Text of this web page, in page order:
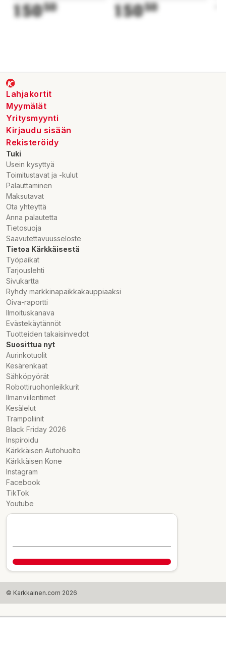
15050 15050
Lahjakortit
Myymälät
Yritysmyynti
Kirjaudu sisään
Rekisteröidy
Tuki
Usein kysyttyä
Toimitustavat ja -kulut
Palauttaminen
Maksutavat
Ota yhteyttä
Anna palautetta
Tietosuoja
Saavutettavuusseloste
Tietoa Kärkkäisestä
Työpaikat
Tarjouslehti
Sivukartta
Ryhdy markkinapaikkakauppiaaksi
Oiva-raportti
Ilmoituskanava
Evästekäytännöt
Tuotteiden takaisinvedot
Suosittua nyt
Aurinkotuolit
Kesärenkaat
Sähköpyörät
Robottiruohonleikkurit
Ilmanviilentimet
Kesälelut
Trampoliinit
Black Friday 2026
Inspiroidu
Kärkkäisen Autohuolto
Kärkkäisen Kone
Instagram
Facebook
TikTok
Youtube
© Karkkainen.com 2026